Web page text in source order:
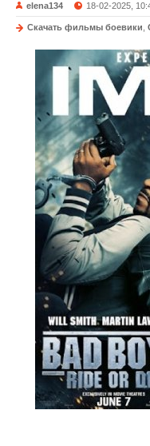
elena134 18-02-2025,
Скачать фильмы боевики